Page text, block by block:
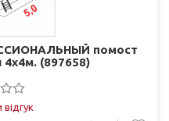
помост
4х4м. (897658)